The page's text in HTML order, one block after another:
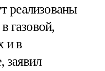
реализованы
газовой,
и в
заявил